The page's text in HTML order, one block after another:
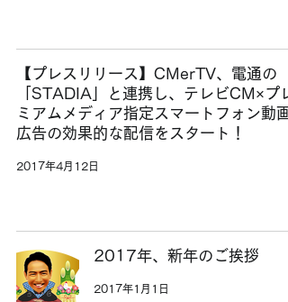
【プレスリリース】CMerTV、電通の
「STADIA」と連携し、テレビCM×プレ
ミアムメディア指定スマートフォン動画
広告の効果的な配信をスタート！
2017年4月12日
2017年、新年のご挨拶
2017年1月1日